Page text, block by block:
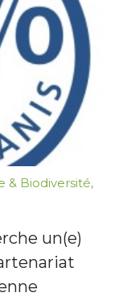
& Biodiversité,
un(e)